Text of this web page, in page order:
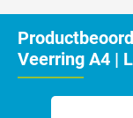
Veerring A4 |